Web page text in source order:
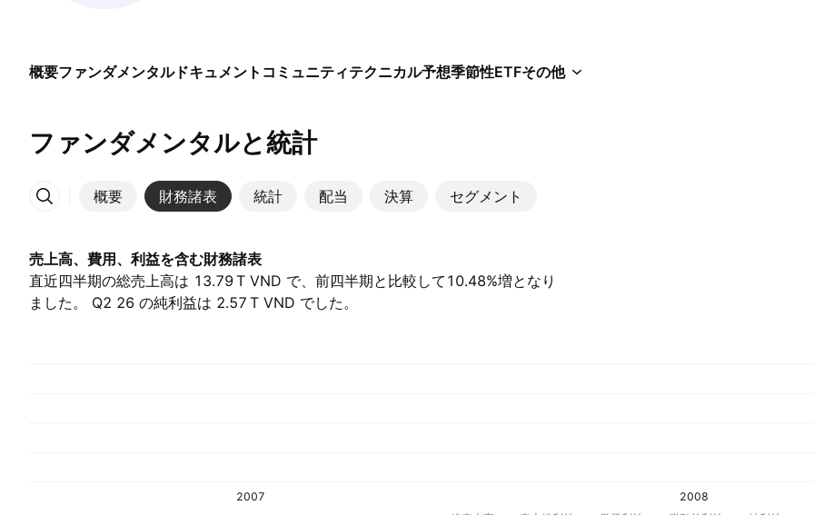
概要ファンダメンタルドキュメント コミュニティテクニカル予想季節性ETFその他
ファンダメンタルと統計
概要 財務諸表 統計 配当 決算 セグメント
その他
売上高、費用、利益を含む財務諸表
直近四半期の総売上高は ‪13.79 T‬ VND で、前四半期と比較して10.48%増となり
ました。 Q2 26 の純利益は ‪2.57 T‬ VND でした。
2007
2008